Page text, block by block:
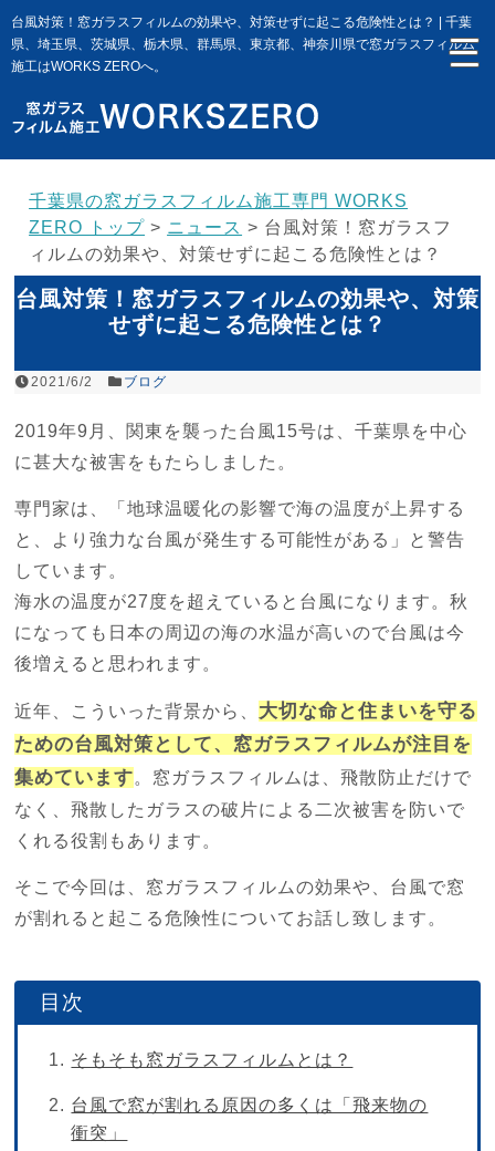
台風対策！窓ガラスフィルムの効果や、対策せずに起こる危険性とは？ | 千葉
県、埼玉県、茨城県、栃木県、群馬県、東京都、神奈川県で窓ガラスフィルム
施工はWORKS ZEROへ。
千葉県の窓ガラスフィルム施工専門 WORKS
ZERO トップ > ニュース > 台風対策！窓ガラスフ
ィルムの効果や、対策せずに起こる危険性とは？
台風対策！窓ガラスフィルムの効果や、対策
せずに起こる危険性とは？
2021/6/2 ブログ
2019年9月、関東を襲った台風15号は、千葉県を中心
に甚大な被害をもたらしました。
専門家は、「地球温暖化の影響で海の温度が上昇する
と、より強力な台風が発生する可能性がある」と警告
しています。
海水の温度が27度を超えていると台風になります。秋
になっても日本の周辺の海の水温が高いので台風は今
後増えると思われます。
近年、こういった背景から、 大切な命と住まいを守る
ための台風対策として、窓ガラスフィルムが注目を
集めています。窓ガラスフィルムは、飛散防止だけで
なく、飛散したガラスの破片による二次被害を防いで
くれる役割もあります。
そこで今回は、窓ガラスフィルムの効果や、台風で窓
が割れると起こる危険性についてお話し致します。
そもそも窓ガラスフィルムとは？
台風で窓が割れる原因の多くは「飛来物の
衝突」